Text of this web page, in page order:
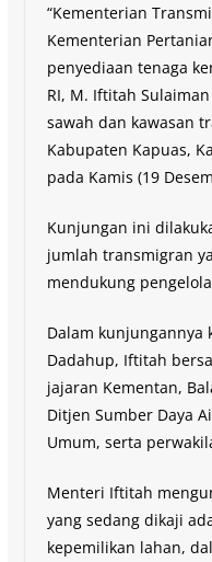
“Kementerian
Kementerian
penyediaan tenaga
RI, M. Iftitah
sawah dan kawasan
Kabupaten Kapuas,
pada Kamis (19
Kunjungan ini
jumlah transmigran
mendukung
Dalam kunjungannya
Dadahup, Iftitah
jajaran Kementan,
Ditjen Sumber Daya
Umum, serta
Menteri Iftitah
yang sedang dikaji
kepemilikan lahan,